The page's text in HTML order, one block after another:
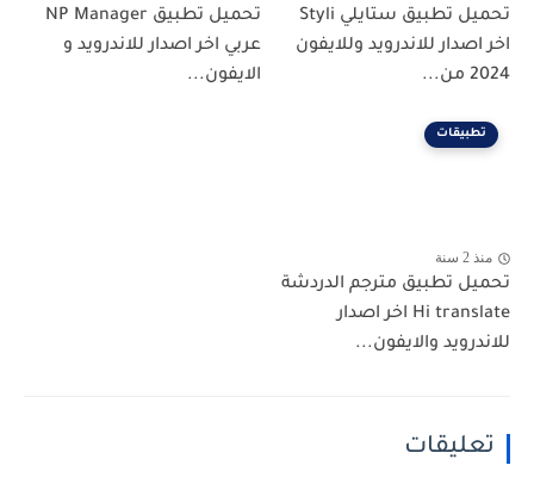
تحميل تطبيق ستايلي Styli
اخر اصدار للاندرويد وللايفون
2024 من...
تحميل تطبيق NP Manager
عربي اخر اصدار للاندرويد و
الايفون...
تطبيقات
منذ 2 سنة
تحميل تطبيق مترجم الدردشة
Hi translate اخر اصدار
للاندرويد والايفون...
تعليقات